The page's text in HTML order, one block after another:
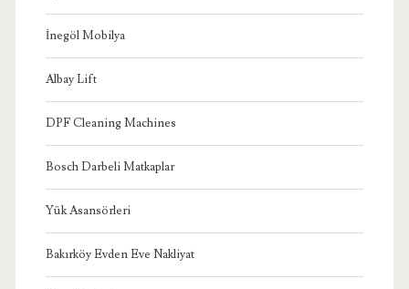
İnegöl Mobilya
Albay Lift
DPF Cleaning Machines
Bosch Darbeli Matkaplar
Yük Asansörleri
Bakırköy Evden Eve Nakliyat